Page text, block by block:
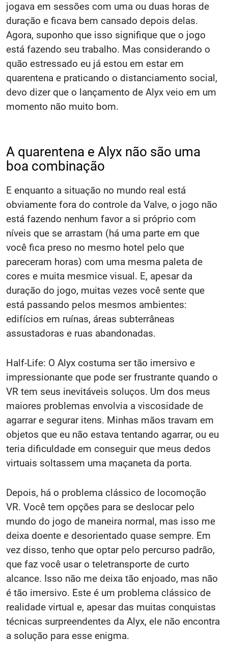
jogava em sessões com uma ou duas horas de
duração e ficava bem cansado depois delas.
Agora, suponho que isso signifique que o jogo
está fazendo seu trabalho. Mas considerando o
quão estressado eu já estou em estar em
quarentena e praticando o distanciamento social,
devo dizer que o lançamento de Alyx veio em um
momento não muito bom.
A quarentena e Alyx não são uma
boa combinação
E enquanto a situação no mundo real está
obviamente fora do controle da Valve, o jogo não
está fazendo nenhum favor a si próprio com
níveis que se arrastam (há uma parte em que
você fica preso no mesmo hotel pelo que
pareceram horas) com uma mesma paleta de
cores e muita mesmice visual. E, apesar da
duração do jogo, muitas vezes você sente que
está passando pelos mesmos ambientes:
edifícios em ruínas, áreas subterrâneas
assustadoras e ruas abandonadas.
Half-Life: O Alyx costuma ser tão imersivo e
impressionante que pode ser frustrante quando o
VR tem seus inevitáveis ​​soluços. Um dos meus
maiores problemas envolvia a viscosidade de
agarrar e segurar itens. Minhas mãos travam em
objetos que eu não estava tentando agarrar, ou eu
teria dificuldade em conseguir que meus dedos
virtuais soltassem uma maçaneta da porta.
Depois, há o problema clássico de locomoção
VR. Você tem opções para se deslocar pelo
mundo do jogo de maneira normal, mas isso me
deixa doente e desorientado quase sempre. Em
vez disso, tenho que optar pelo percurso padrão,
que faz você usar o teletransporte de curto
alcance. Isso não me deixa tão enjoado, mas não
é tão imersivo. Este é um problema clássico de
realidade virtual e, apesar das muitas conquistas
técnicas surpreendentes da Alyx, ele não encontra
a solução para esse enigma.